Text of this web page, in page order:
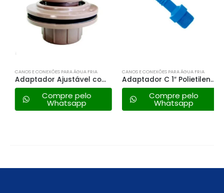
CANOS E CONEXÕES PARA ÁGUA FRIA
Adaptador Ajustável com Borracha de Vedação 50mm X 1.1/2 – Plastubos
Compre pelo
Whatsapp
CANOS E CONEXÕES PARA ÁGUA FRIA
Adaptador C 1″ Polietileno – Bianplast
Compre pelo
Whatsapp